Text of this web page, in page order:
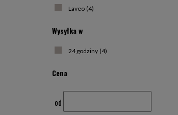
Laveo (4)
Wysyłka w
24 godziny (4)
Cena
od